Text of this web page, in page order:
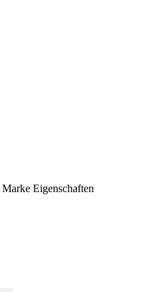
Marke Eigenschaften